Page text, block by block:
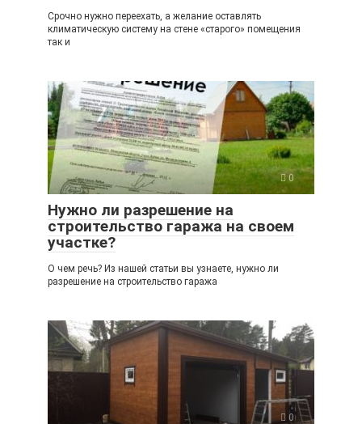
Срочно нужно переехать, а желание оставлять
климатическую систему на стене «старого» помещения
так и
0
Нужно ли разрешение на
строительство гаража на своем
участке?
О чем речь? Из нашей статьи вы узнаете, нужно ли
разрешение на строительство гаража
0